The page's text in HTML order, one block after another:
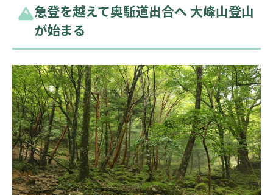
急登を越えて奥駈道出合へ 大峰山登山
が始まる